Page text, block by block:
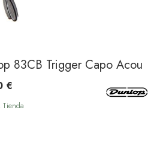
83CB Trigger Capo
€
Tienda